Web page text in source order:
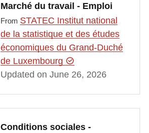
Marché du travail - Emploi
From STATEC Institut national
de la statistique et des études
économiques du Grand-Duché
de Luxembourg
Updated on June 26, 2026
Conditions sociales -